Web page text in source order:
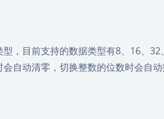
，目前支持的数据类型有8、16、
自动清零，切换整数的位数时会自动